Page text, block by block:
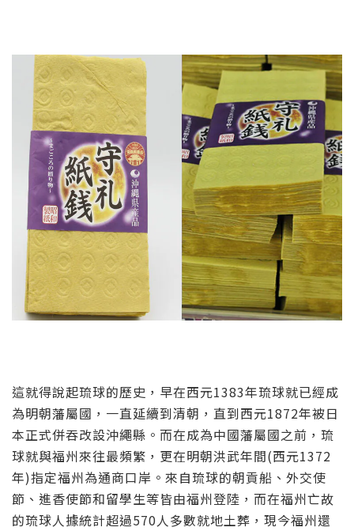
這就得說起琉球的歷史，早在西元1383年琉球就已經成
為明朝藩屬國，一直延續到清朝，直到西元1872年被日
本正式併吞改設沖繩縣。而在成為中國藩屬國之前，琉
球就與福州來往最頻繁，更在明朝洪武年間(西元1372
年)指定福州為通商口岸。來自琉球的朝貢船、外交使
節、進香使節和留學生等皆由福州登陸，而在福州亡故
的琉球人據統計超過570人多數就地土葬，現今福州還